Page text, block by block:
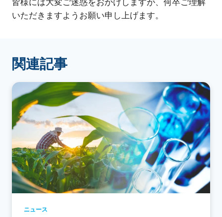
いただきますようお願い申し上げます。
関連記事
ニュース